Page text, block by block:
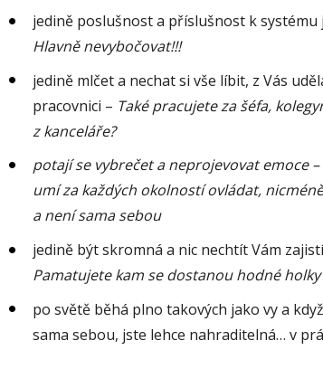
jedině poslušnost a příslušnost k
Hlavně nevybočovat!!!
jedině mlčet a nechat si vše líbit, z Vás
pracovnici – Také pracujete za šéfa,
z kanceláře?
potají se vybrečet a neprojevovat emoce
umí za každých okolností ovládat,
a není sama sebou
jedině být skromná a nic nechtít Vám
Pamatujete kam se dostanou hodné
po světě běhá plno takových jako vy a
sama sebou, jste lehce nahraditelná… v